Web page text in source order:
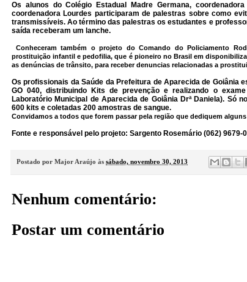
Os alunos do Colégio Estadual Madre Germana,
coordenadora Lourdes participaram de palestras sobre como
transmissíveis. Ao término das palestras os estudantes e
saída receberam um lanche.
Conheceram também o projeto do Comando do Policiamento
prostituição infantil e pedofilia, que é pioneiro no Brasil em
as denúncias de trânsito, para receber denuncias relacionadas a
Os profissionais da Saúde da Prefeitura de Aparecida de Goiânia
GO 040, distribuindo Kits de prevenção e realizando o
Laboratório Municipal de Aparecida de Goiânia Drª Daniela). Só
600 kits e coletadas 200 amostras de sangue.
Convidamos a todos que forem passar pela região que dediquem
Fonte e responsável pelo projeto: Sargento Rosemário (062) 9679-
Postado por Major Araújo às sábado, novembro 30, 2013
Nenhum comentário:
Postar um comentário